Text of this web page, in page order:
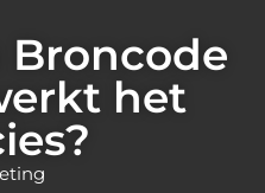
Broncode
het